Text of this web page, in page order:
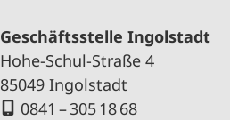
Geschäftsstelle Ingolstadt
Hohe-Schul-Straße 4
85049 Ingolstadt
0841 – 305 18 68